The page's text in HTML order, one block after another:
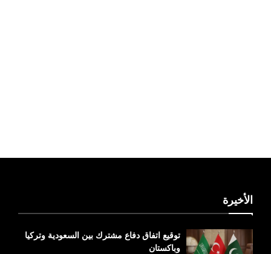
الأخيرة
توقيع اتفاق دفاع مشترك بين السعودية وتركيا
وباكستان